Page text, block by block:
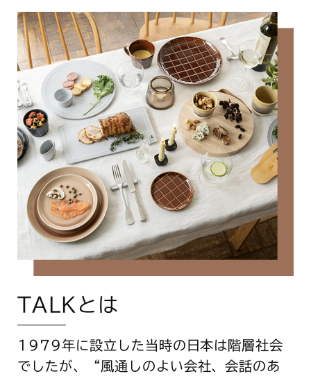
TALKとは
1979年に設立した当時の日本は階層社会
でしたが、“風通しのよい会社、会話のあ